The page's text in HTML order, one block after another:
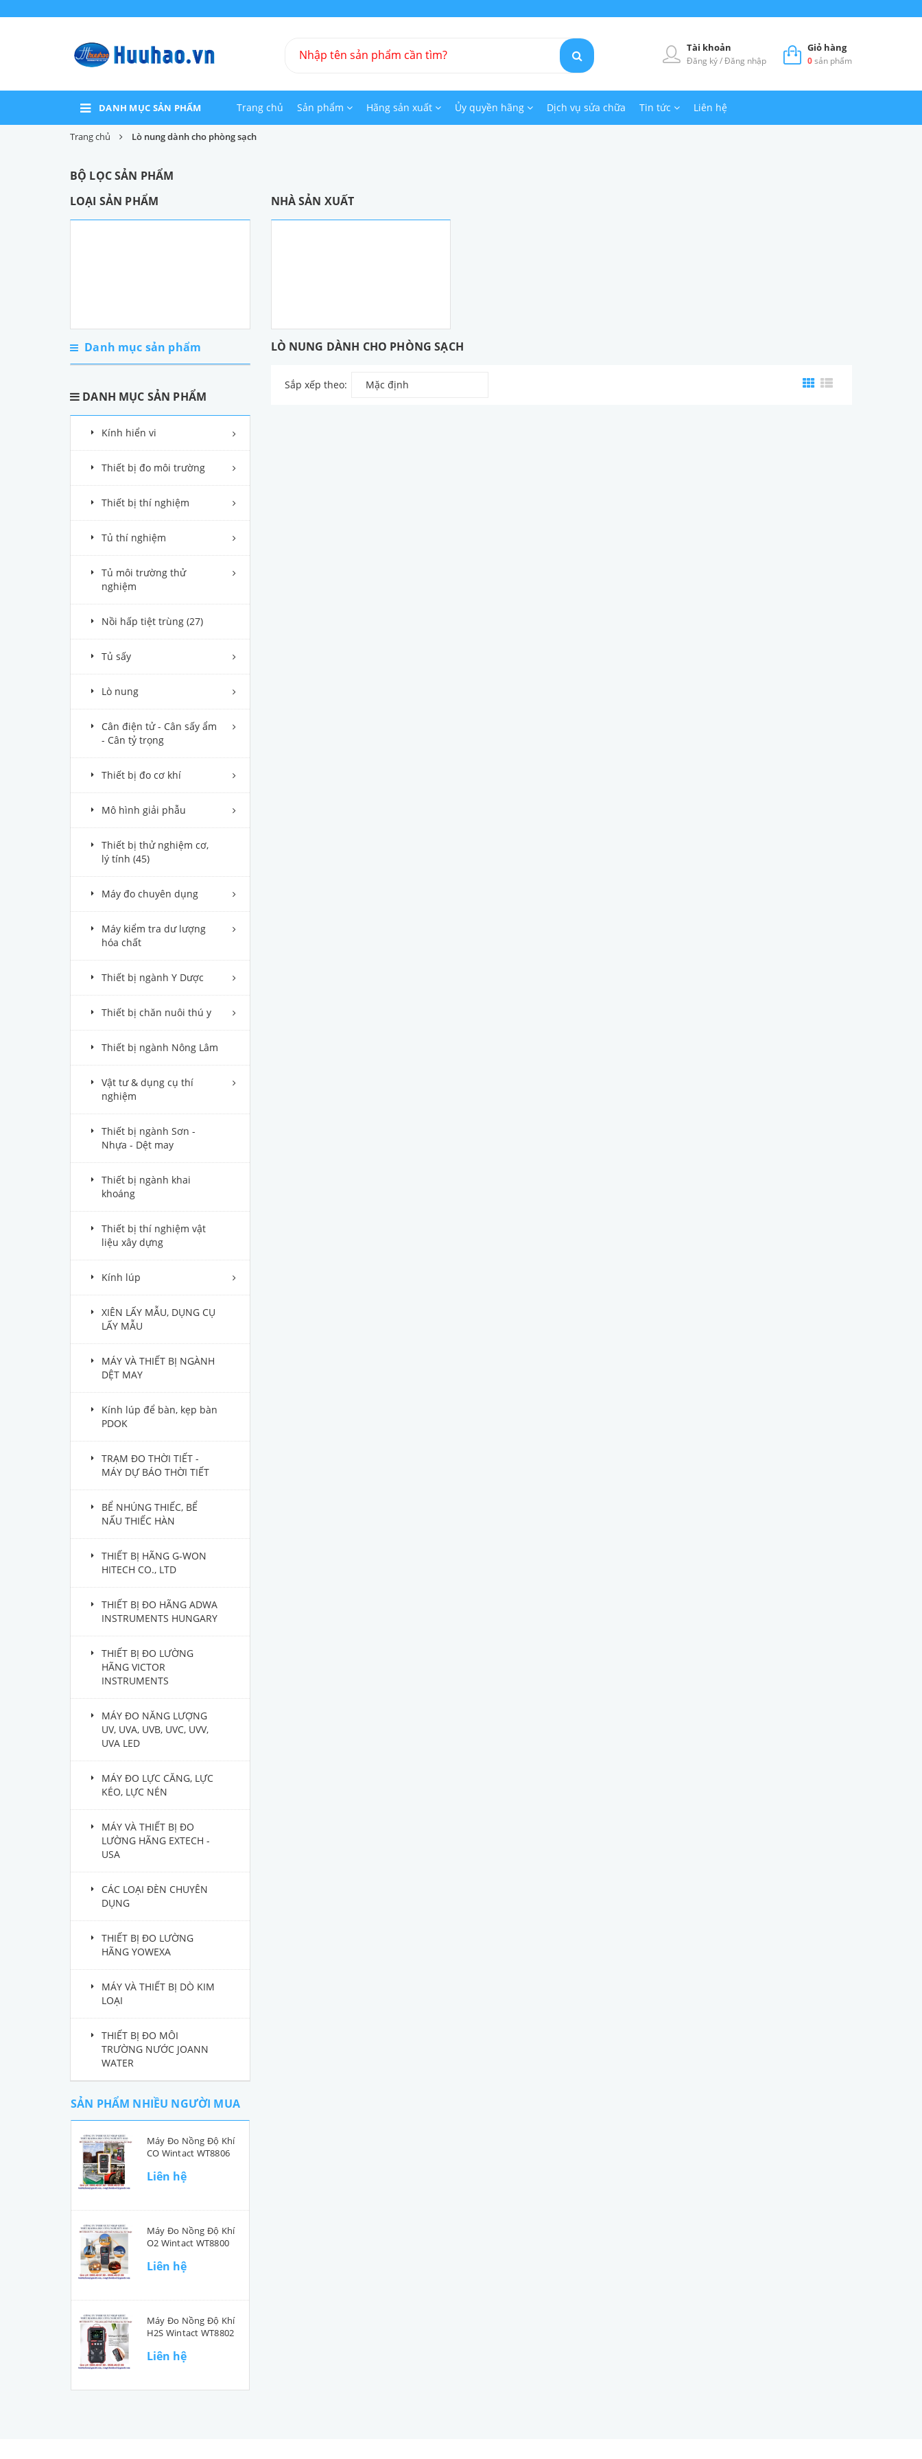
Giỏ hàng
0sản phẩm
Tài khoản
Đăng ký/Đăng nhập
DANH MỤC SẢN PHẨM Trang chủ Sản phẩm Hãng sản xuất Ủy quyền hãng Dịch vụ sửa chữa Tin tức Liên hệ
Trang chủ Lò nung dành cho phòng sạch
BỘ LỌC SẢN PHẨM
LOẠI SẢN PHẨM
NHÀ SẢN XUẤT
LÒ NUNG DÀNH CHO PHÒNG SẠCH
Sắp xếp theo: Mặc định
Danh mục sản phẩm
DANH MỤC SẢN PHẨM
Kính hiển vi
Thiết bị đo môi trường
Thiết bị thí nghiệm
Tủ thí nghiệm
Tủ môi trường thử
nghiệm
Nồi hấp tiệt trùng (27)
Tủ sấy
Lò nung
Cân điện tử - Cân sấy ẩm
- Cân tỷ trọng
Thiết bị đo cơ khí
Mô hình giải phẫu
Thiết bị thử nghiệm cơ,
lý tính (45)
Máy đo chuyên dụng
Máy kiểm tra dư lượng
hóa chất
Thiết bị ngành Y Dược
Thiết bị chăn nuôi thú y
Thiết bị ngành Nông Lâm
Vật tư & dụng cụ thí
nghiệm
Thiết bị ngành Sơn -
Nhựa - Dệt may
Thiết bị ngành khai
khoáng
Thiết bị thí nghiệm vật
liệu xây dựng
Kính lúp
XIÊN LẤY MẪU, DỤNG CỤ
LẤY MẪU
MÁY VÀ THIẾT BỊ NGÀNH
DỆT MAY
Kính lúp để bàn, kẹp bàn
PDOK
TRẠM ĐO THỜI TIẾT -
MÁY DỰ BÁO THỜI TIẾT
BỂ NHÚNG THIẾC, BỂ
NẤU THIẾC HÀN
THIẾT BỊ HÃNG G-WON
HITECH CO., LTD
THIẾT BỊ ĐO HÃNG ADWA
INSTRUMENTS HUNGARY
THIẾT BỊ ĐO LƯỜNG
HÃNG VICTOR
INSTRUMENTS
MÁY ĐO NĂNG LƯỢNG
UV, UVA, UVB, UVC, UVV,
UVA LED
MÁY ĐO LỰC CĂNG, LỰC
KÉO, LỰC NÉN
MÁY VÀ THIẾT BỊ ĐO
LƯỜNG HÃNG EXTECH -
USA
CÁC LOẠI ĐÈN CHUYÊN
DỤNG
THIẾT BỊ ĐO LƯỜNG
HÃNG YOWEXA
MÁY VÀ THIẾT BỊ DÒ KIM
LOẠI
THIẾT BỊ ĐO MÔI
TRƯỜNG NƯỚC JOANN
WATER
SẢN PHẨM NHIỀU NGƯỜI MUA
Máy Đo Nồng Độ Khí
CO Wintact WT8806
Liên hệ
Máy Đo Nồng Độ Khí
O2 Wintact WT8800
Liên hệ
Máy Đo Nồng Độ Khí
H2S Wintact WT8802
Liên hệ